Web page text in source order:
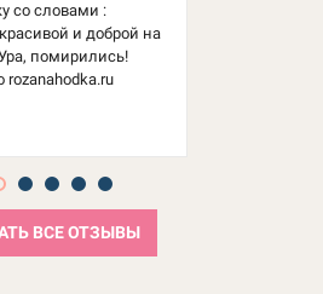
со словами :
и доброй на
помирились!
rozanahodka.ru
ВСЕ ОТЗЫВЫ